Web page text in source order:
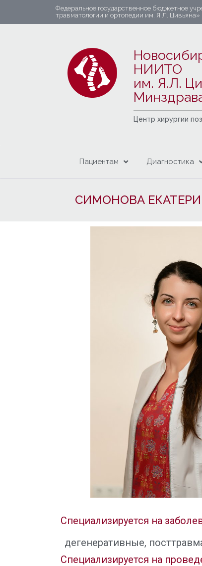
Федеральное государственное бюджетное
травматологии и ортопедии им. Я.Л.
НИИТО
им. Я.Л.
Центр хирургии
Пациентам Диагностика
СИМОНОВА
Специализируется на
дегенеративные,
Специализируется на